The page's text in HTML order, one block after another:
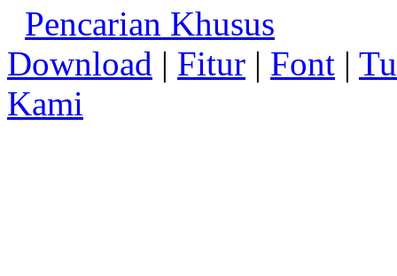
Pencarian Khusus
Download | Fitur | Font |
Kami